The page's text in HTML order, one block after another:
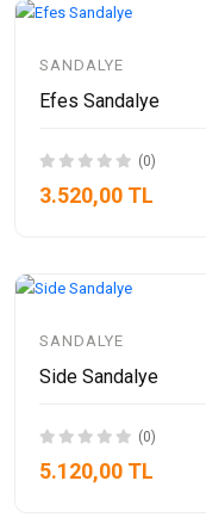
SANDALYE
Efes Sandalye
(0)
3.520,00 TL
SANDALYE
Side Sandalye
(0)
5.120,00 TL